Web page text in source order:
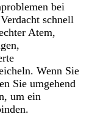
bei
schnell
Atem,
Wenn Sie
Sie umgehend
um ein